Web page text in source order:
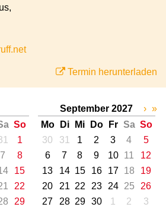
Termin herunterladen
So
1
7
8
15
22
29
September 2027
Mo
Di Mi Do Fr Sa So
30
31 1 2 3 4
5
6
7 8 9 10 11
12
13
14 15 16 17 18
19
20
21 22 23 24 25
26
27
28 29 30 1 2
3
› »